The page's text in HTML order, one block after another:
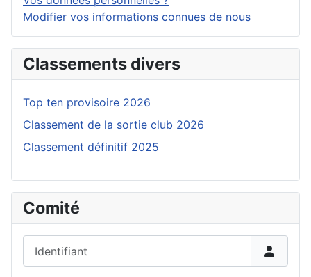
Modifier vos informations connues de nous
Classements divers
Top ten provisoire 2026
Classement de la sortie club 2026
Classement définitif 2025
Comité